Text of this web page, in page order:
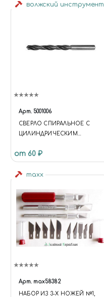
волжский инструмент
Арт. 5001006
СВЕРЛО СПИРАЛЬНОЕ С
ЦИЛИНДРИЧЕСКИМ
от 60 ₽
maxx
Арт. max58382
НАБОР ИЗ 3-Х НОЖЕЙ №1,